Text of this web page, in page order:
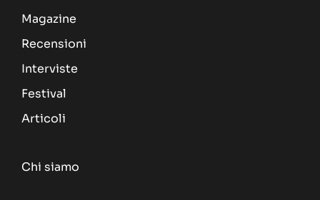
Magazine
Recensioni
Interviste
Festival
Articoli
Chi siamo